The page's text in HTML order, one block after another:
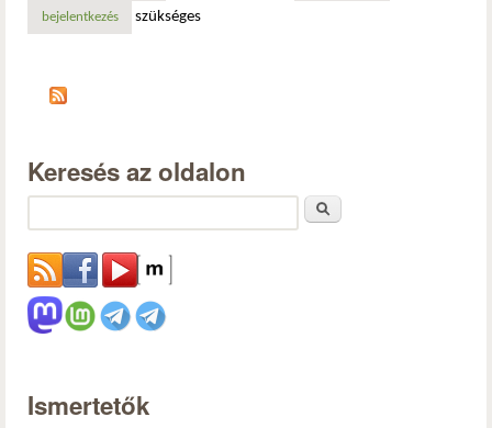
bejelentkezés szükséges
Keresés az oldalon
Ismertetők